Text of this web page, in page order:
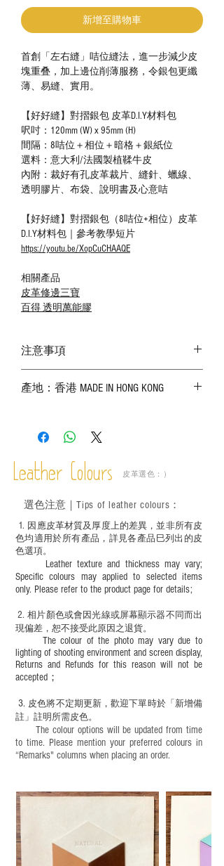
新增至購物車
首創「左右縫」咭位縫法，進一步減少皮
塊重叠，加上邊位削薄服務，令銀包更纖
薄、易縫、實用。
【好好縫】對摺銀包 皮革D.I.Y材料包
呎吋：120mm (W) x 95mm (H)
間隔：8咭位＋相位＋暗格＋銀紙位
選料：意大利/法國製植鞣牛皮
內附：裁好有孔皮革裁片、縫針、蠟線、
透明膠片、布袋、說明書及心意咭
【好好縫】對摺銀包（8咭位+相位）皮革
D.I.Y材料包｜參考教學短片
https://youtu.be/XopCuCHAAQE
相關產品
皮革修邊三寶
百得 透明萬能膠
注意事項
實物為準；
－ 植鞣皮革容易受環境、使用程度等產生
成後定期在皮面塗上皮革專用清潔劑及貂
鼠油等；
適合六歲以下兒童使用；六至十二歲兒童
必須由成年人陪同下使用並應小心處理。
產地：香港 MADE IN HONG KONG
Leather Colours 皮革選色：）
1. ​ 因應皮革材質及厚度上的差異，並非所有皮
色均適用於所有產品，詳見各產品巳列出的皮
色選項。
Leather texture and thickness may vary;
Specific colours may applied to selected items
only. Please refer to the product page for details;
​2.相片顏色或會因光線或屏幕顯示器不同而出
現偏差，恕不接受此原因之退貨。
The colour of the photo may vary due to
lighting of shooting environment and screen display,
Returns and Refunds for this reason will not be
accepted；
3. 皮色將不定期更新，歡迎下單時於「新增備
註」註明 所需皮色。
The colour options will be updated from time
to time. Please mention your preferred colours in
“Remarks" columns when placing an order.
選色注意｜ Tips of leather colours ：